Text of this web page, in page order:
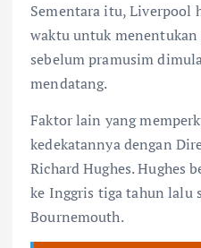
Sementara itu, Liverpool
waktu untuk
sebelum pramusim
mendatang.
Faktor lain yang
kedekatannya dengan
Richard Hughes. Hughes
ke Inggris tiga tahun lalu
Bournemouth.